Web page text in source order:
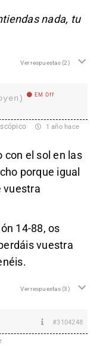
nada, tu
Ver respuestas(2)
EM Off
1 año hace
con el sol en las
porque igual
vuestra
14-88, os
vuestra
Ver respuestas(3)
#3104248